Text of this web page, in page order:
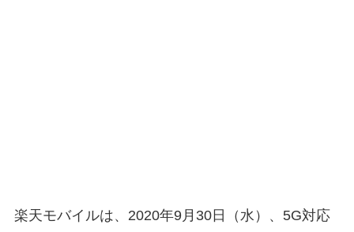
楽天モバイルは、2020年9月30日（水）、5G対応